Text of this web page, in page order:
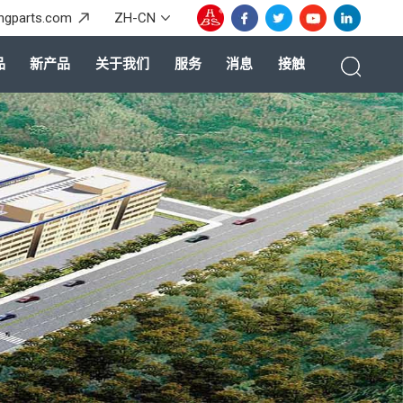
ZH-CN
新产品 关于我们 服务 消息 接触